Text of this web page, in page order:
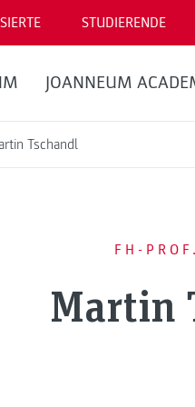
STUDIERENDE
JOANNEUM
Tschandl
FH-
Martin